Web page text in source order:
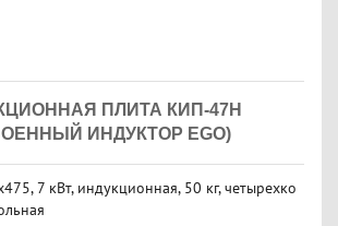
ПЛИТА КИП-47Н
ИНДУКТОР EGO)
7 кВт, индукционная, 50 кг, четырехко